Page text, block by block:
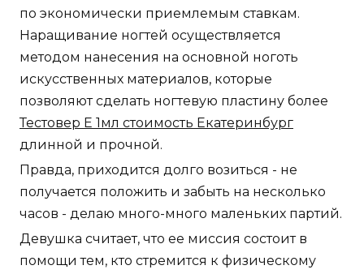
по экономически приемлемым ставкам.
Наращивание ногтей осуществляется
методом нанесения на основной ноготь
искусственных материалов, которые
позволяют сделать ногтевую пластину более
Тестовер E 1мл стоимость Екатеринбург
длинной и прочной.
Правда, приходится долго возиться - не
получается положить и забыть на несколько
часов - делаю много-много маленьких партий.
Девушка считает, что ее миссия состоит в
помощи тем, кто стремится к физическому